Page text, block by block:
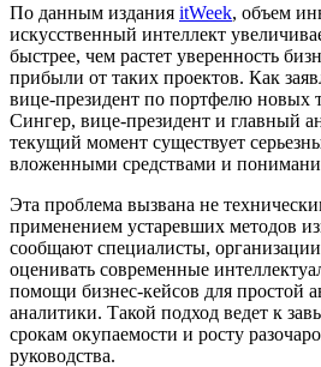
По данным издания itWeek, объем
искусственный интеллект
быстрее, чем растет уверенность
прибыли от таких проектов. Как
вице-президент по портфелю новых
Сингер, вице-президент и главный
текущий момент существует
вложенными средствами и
Эта проблема вызвана не
применением устаревших методов
сообщают специалисты,
оценивать современные
помощи бизнес-кейсов для простой
аналитики. Такой подход ведет к
срокам окупаемости и росту
руководства.